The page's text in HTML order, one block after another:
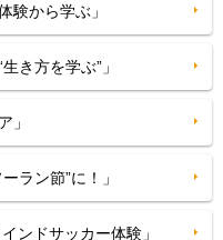
験から学ぶ」
き方を学ぶ”」
」
ラン節”に！」
ンドサッカー体験」